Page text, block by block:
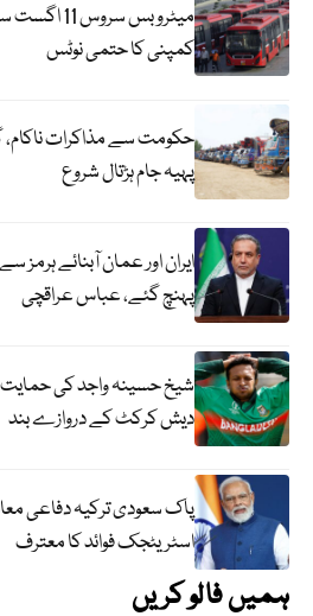
میٹرو بس
کمپنی کا حتمی نوٹس
حکومت سے مذاکرات ناکام،
پہیہ جام ہڑتال شروع
ایران اور عمان آبنائے
پہنچ گئے، عباس عراقچی
شیخ حسینہ واجد کی
دیش کرکٹ کے دروازے بند
پاک سعودی ترکیہ دفاعی
اسٹریٹجک فوائد کا معترف
ہمیں فالو کریں